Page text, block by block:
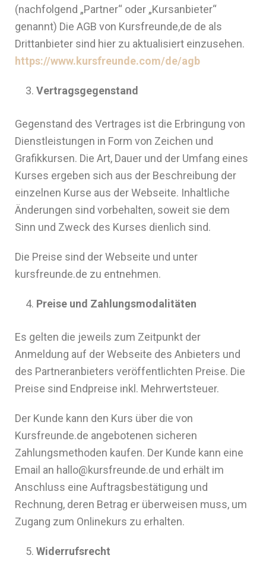
(nachfolgend „Partner“ oder „Kursanbieter“
genannt) Die AGB von Kursfreunde,de de als
Drittanbieter sind hier zu aktualisiert einzusehen.
https://www.kursfreunde.com/de/agb
Vertragsgegenstand
Gegenstand des Vertrages ist die Erbringung von
Dienstleistungen in Form von Zeichen und
Grafikkursen. Die Art, Dauer und der Umfang eines
Kurses ergeben sich aus der Beschreibung der
einzelnen Kurse aus der Webseite. Inhaltliche
Änderungen sind vorbehalten, soweit sie dem
Sinn und Zweck des Kurses dienlich sind.
Die Preise sind der Webseite und unter
kursfreunde.de zu entnehmen.
Preise und Zahlungsmodalitäten
Es gelten die jeweils zum Zeitpunkt der
Anmeldung auf der Webseite des Anbieters und
des Partneranbieters veröffentlichten Preise. Die
Preise sind Endpreise inkl. Mehrwertsteuer.
Der Kunde kann den Kurs über die von
Kursfreunde.de angebotenen sicheren
Zahlungsmethoden kaufen. Der Kunde kann eine
Email an hallo@kursfreunde.de und erhält im
Anschluss eine Auftragsbestätigung und
Rechnung, deren Betrag er überweisen muss, um
Zugang zum Onlinekurs zu erhalten.
Widerrufsrecht